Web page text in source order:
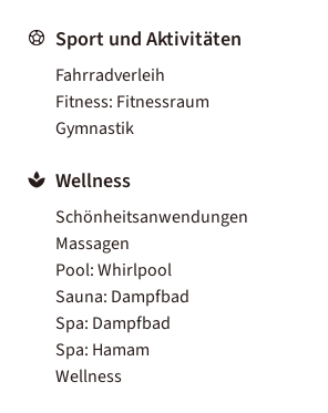
Sport und Aktivitäten
Fahrradverleih
Fitness: Fitnessraum
Gymnastik
Wellness
Schönheitsanwendungen
Massagen
Pool: Whirlpool
Sauna: Dampfbad
Spa: Dampfbad
Spa: Hamam
Wellness